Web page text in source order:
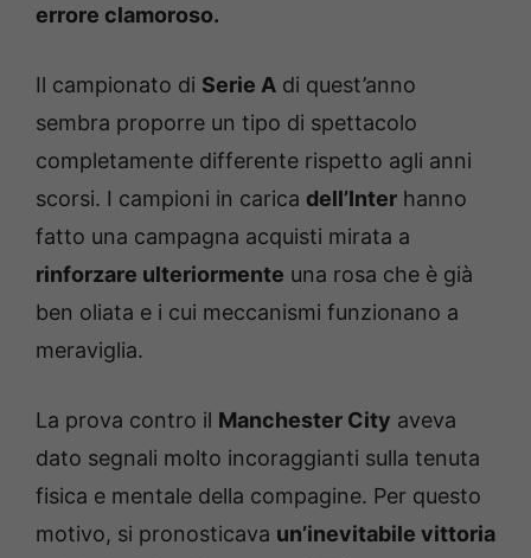
errore clamoroso.
Il campionato di Serie A di quest’anno
sembra proporre un tipo di spettacolo
completamente differente rispetto agli anni
scorsi. I campioni in carica dell’Inter hanno
fatto una campagna acquisti mirata a
rinforzare ulteriormente una rosa che è già
ben oliata e i cui meccanismi funzionano a
meraviglia.
La prova contro il Manchester City aveva
dato segnali molto incoraggianti sulla tenuta
fisica e mentale della compagine. Per questo
motivo, si pronosticava un’inevitabile vittoria